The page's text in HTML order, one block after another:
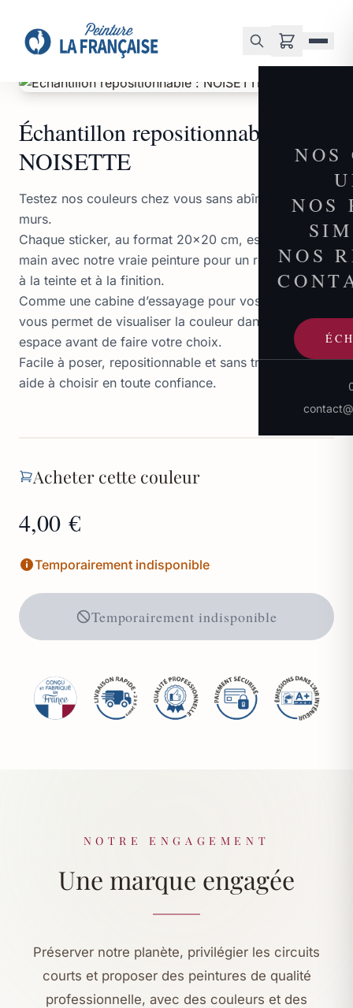
NOS
NOS
NOS
Échantillon repositionnable :
NOISETTE
Testez nos couleurs chez vous sans abîmer vos
murs.
Chaque sticker, au format 20×20 cm, est peint à la
main avec notre vraie peinture pour un rendu fidèle
à la teinte et à la finition.
Comme une cabine d’essayage pour vos murs, il
vous permet de visualiser la couleur dans votre
espace avant de faire votre choix.
Facile à poser, repositionnable et sans traces, il vous
aide à choisir en toute confiance.
Acheter cette couleur
4,00 €
Temporairement indisponible
Temporairement indisponible
NOTRE ENGAGEMENT
Une marque engagée
Préserver notre planète, privilégier les circuits
courts et proposer des peintures de qualité
professionnelle, avec des couleurs et des